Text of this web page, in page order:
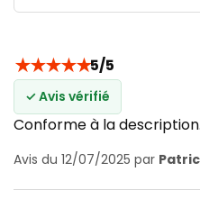
★★★★★5/5
✓ Avis vérifié
Conforme à la
Avis du 12/07/2025 par